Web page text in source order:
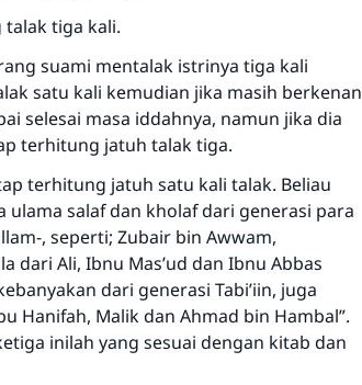
tiga kali.
suami mentalak istrinya tiga kali
satu kali kemudian jika masih berkenan
selesai masa iddahnya, namun jika dia
terhitung jatuh talak tiga.
terhitung jatuh satu kali talak. Beliau
salaf dan kholaf dari generasi para
, seperti; Zubair bin Awwam,
dari Ali, Ibnu Mas’ud dan Ibnu Abbas
dari generasi Tabi’iin, juga
Hanifah, Malik dan Ahmad bin Hambal”.
inilah yang sesuai dengan kitab dan
Rasulullah ﷺ bersabda
kebaikan, meka dia akan
sama dengan orang yang
1893